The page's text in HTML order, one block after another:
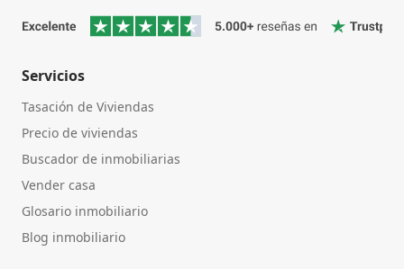
Servicios
Tasación de Viviendas
Precio de viviendas
Buscador de inmobiliarias
Vender casa
Glosario inmobiliario
Blog inmobiliario